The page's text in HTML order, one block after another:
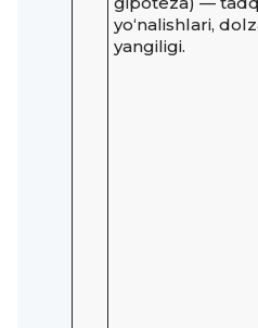
yo‘nalishlari,
yangiligi.